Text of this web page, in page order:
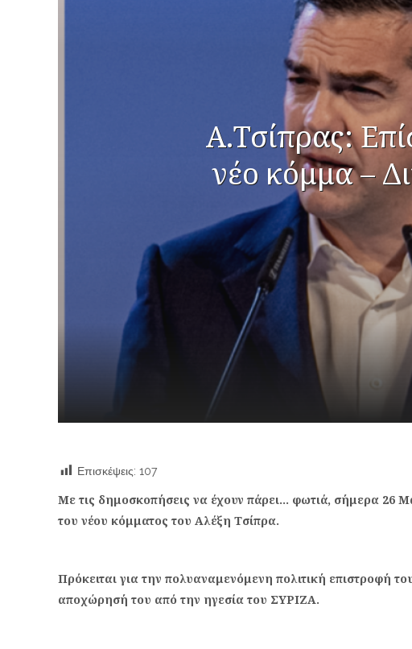
Α.Τσίπρας:
νέο κόμμα –
Επισκέψεις: 107
Με τις δημοσκοπήσεις να έχουν πάρει… φωτιά, σήμερα 26
του νέου κόμματος του Αλέξη Τσίπρα.
Πρόκειται για την πολυαναμενόμενη πολιτική επιστροφή
αποχώρησή του από την ηγεσία του ΣΥΡΙΖΑ.